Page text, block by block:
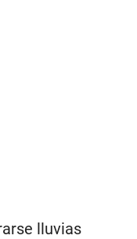
lluvias